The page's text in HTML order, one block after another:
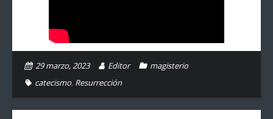
29 marzo, 2023 Editor
magisterio
catecismo, Resurrección